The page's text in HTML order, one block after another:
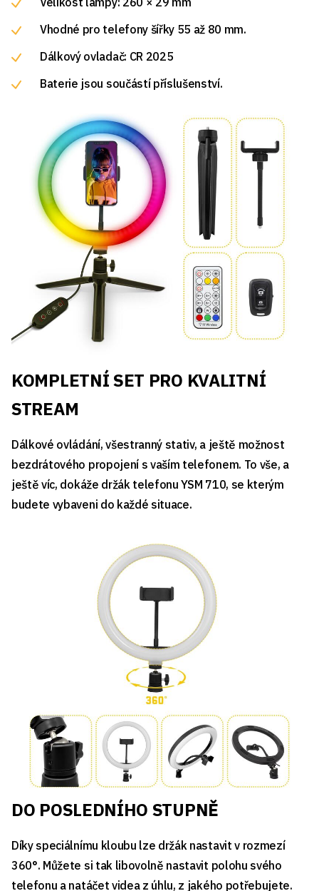
Vhodné pro telefony šířky 55 až 80 mm.
Dálkový ovladač: CR 2025
Baterie jsou součástí příslušenství.
KOMPLETNÍ SET PRO KVALITNÍ
STREAM
Dálkové ovládání, všestranný stativ, a ještě možnost
bezdrátového propojení s vaším telefonem. To vše, a
ještě víc, dokáže držák telefonu YSM 710, se kterým
budete vybaveni do každé situace.
DO POSLEDNÍHO STUPNĚ
Díky speciálnímu kloubu lze držák nastavit v rozmezí
360°. Můžete si tak libovolně nastavit polohu svého
telefonu a natáčet videa z úhlu, z jakého potřebujete.